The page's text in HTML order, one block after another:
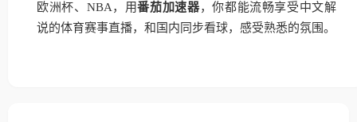
欧洲杯、NBA，用番茄加速器，你都能流畅享受中文解
说的体育赛事直播，和国内同步看球，感受熟悉的氛围。